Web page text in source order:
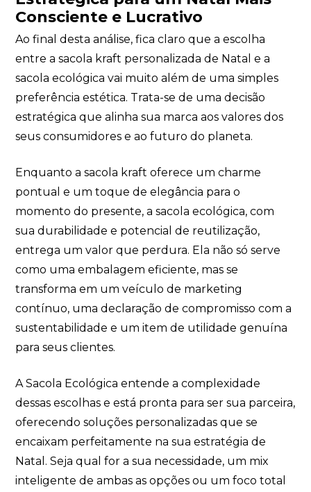
Consciente e Lucrativo
Ao final desta análise, fica claro que a escolha
entre a sacola kraft personalizada de Natal e a
sacola ecológica vai muito além de uma simples
preferência estética. Trata-se de uma decisão
estratégica que alinha sua marca aos valores dos
seus consumidores e ao futuro do planeta.
Enquanto a sacola kraft oferece um charme
pontual e um toque de elegância para o
momento do presente, a sacola ecológica, com
sua durabilidade e potencial de reutilização,
entrega um valor que perdura. Ela não só serve
como uma embalagem eficiente, mas se
transforma em um veículo de marketing
contínuo, uma declaração de compromisso com a
sustentabilidade e um item de utilidade genuína
para seus clientes.
A Sacola Ecológica entende a complexidade
dessas escolhas e está pronta para ser sua parceira,
oferecendo soluções personalizadas que se
encaixam perfeitamente na sua estratégia de
Natal. Seja qual for a sua necessidade, um mix
inteligente de ambas as opções ou um foco total